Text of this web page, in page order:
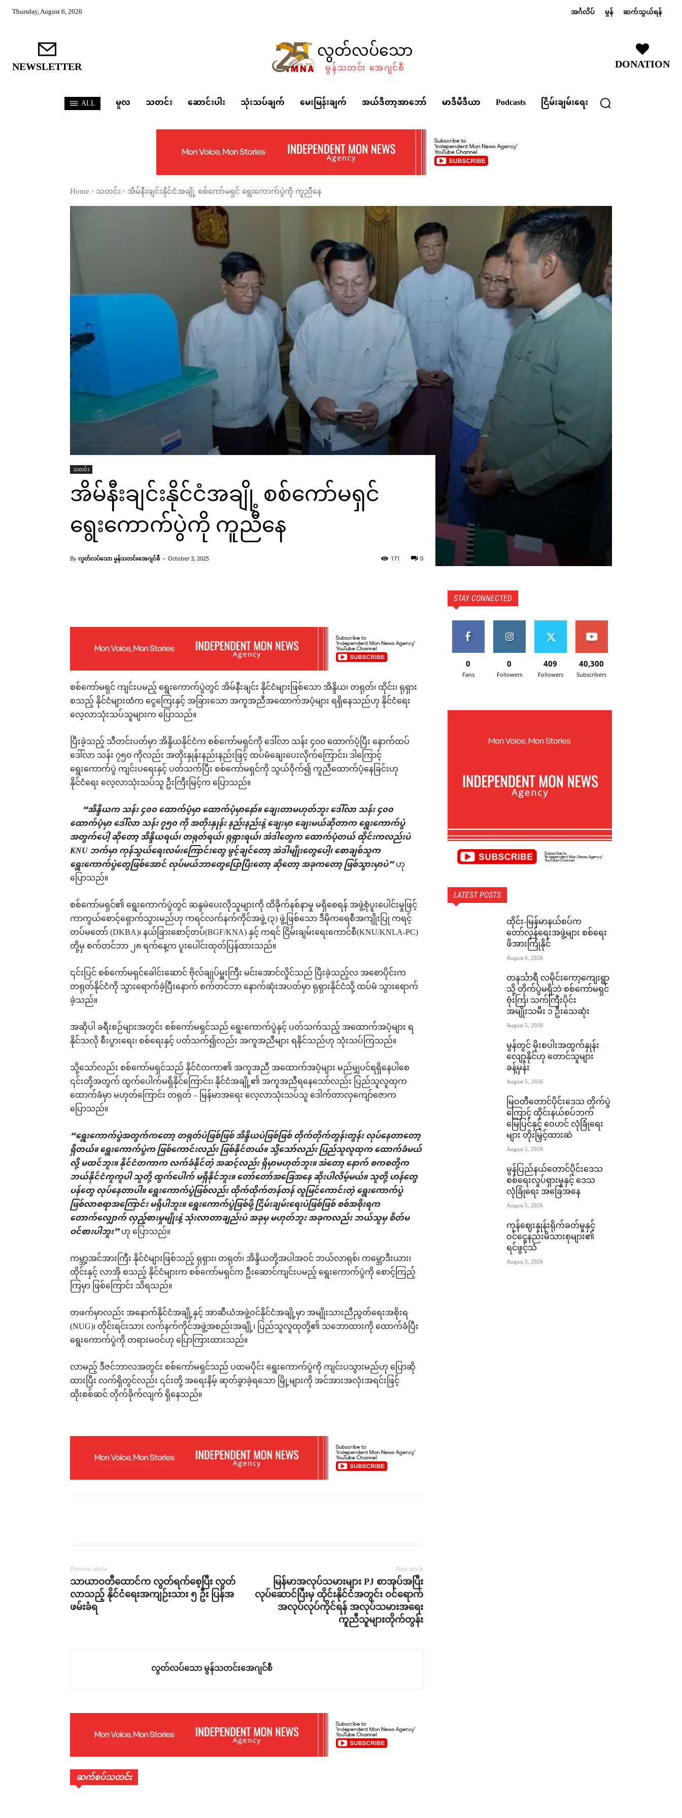
Thursday, August 6, 2026 အင်္ဂလိပ် မွန် ဆက်သွယ်ရန်
NEWSLETTER လွတ်လပ်သော
မွန်သတင်း အေဂျင်စီ DONATION
ALL မူလ သတင်း ဆောင်းပါး သုံးသပ်ချက် မေးမြန်းချက် အယ်ဒီတာ့အာဘော် မာဒီမီဒီယာ Podcasts ငြိမ်းချမ်းရေး
Home သတင်း အိမ်နီးချင်းနိုင်ငံအချို့ စစ်ကော်မရှင် ရွေးကောက်ပွဲကို ကူညီနေ
သတင်း
အိမ်နီးချင်းနိုင်ငံအချို့ စစ်ကော်မရှင်
ရွေးကောက်ပွဲကို ကူညီနေ
By လွတ်လပ်သော မွန်သတင်းအေဂျင်စီ - October 3, 2025 0
171
စစ်ကော်မရှင် ကျင်းပမည့် ရွေးကောက်ပွဲတွင် အိမ်နီးချင်း နိုင်ငံများဖြစ်သော အိန္ဒိယ၊ တရုတ်၊ ထိုင်း၊ ရုရှား
စသည့် နိုင်ငံများထံက ငွေကြေးနှင့် အခြားသော အကူအညီအထောက်အပံ့များ ရရှိနေသည်ဟု နိုင်ငံရေး
လေ့လာသုံးသပ်သူများက ပြောသည်။
ပြီးခဲ့သည့် သီတင်းပတ်မှာ အိန္ဒိယနိုင်ငံက စစ်ကော်မရှင်ကို ဒေါ်လာ သန်း ၄၀၀ ထောက်ပံ့ပြီး နောက်ထပ်
ဒေါ်လာ သန်း ၇၅၀ ကိုလည်း အတိုးနှုန်းနည်းနည်းဖြင့် ထပ်မံချေးပေးလိုက်ကြောင်း၊ ဒါကြောင့်
ရွေးကောက်ပွဲ ကျင်းပရေးနှင့် ပတ်သက်ပြီး စစ်ကော်မရှင်ကို သွယ်ဝိုက်၍ ကူညီထောက်ပံ့နေခြင်းဟု
နိုင်ငံရေး လေ့လာသုံးသပ်သူ ဦးကြီးမြင့်က ပြောသည်။
“အိန္ဒိယက သန်း ၄၀၀ ထောက်ပံ့မှာ ထောက်ပံ့မှာနော်။ ချေးတာမဟုတ်ဘူး ဒေါ်လာ သန်း ၄၀၀
ထောက်ပံ့မှာ ဒေါ်လာ သန်း ၇၅၀ ကို အတိုးနှုန်း နည်းနည်းနဲ့ ချေးမှာ ချေးမယ်ဆိုတာက ရွေးကောက်ပွဲ
အတွက်ပေါ့ ဆိုတော့ အိန္ဒိယရယ်၊ တရုတ်ရယ်၊ ရုရှားရယ်၊ အဲဒါတွေက ထောက်ပံ့တယ် ထိုင်းကလည်းပဲ
KNU ဘက်မှာ ကုန်သွယ်ရေးလမ်းကြောင်းတွေ ဖွင့်ချင်တော့ အဲဒါမျိုးတွေပေါ့၊ စောချစ်သူက
ရွေးကောက်ပွဲတွေဖြစ်အောင် လုပ်မယ်ဘာတွေပြောပြီးတော့ ဆိုတော့ အခုကတော့ ဖြစ်သွားမှာပဲ”ဟု
ပြောသည်။
စစ်ကော်မရှင်၏ ရွေးကောက်ပွဲတွင် ဆန္ဒမဲပေးလိုသူများကို ထိခိုက်နစ်နာမှု မရှိစေရန် အဖွဲ့စုံပူးပေါင်းမှုဖြင့်
ကာကွယ်စောင့်ရှောက်သွားမည်ဟု ကရင်လက်နက်ကိုင်အဖွဲ့ (၃) ဖွဲ့ဖြစ်သော ဒီမိုကရေစီအကျိုးပြု ကရင့်
တပ်မတော် (DKBA)၊ နယ်ခြားစောင့်တပ်(BGF/KNA) နှင့် ကရင် ငြိမ်းချမ်းရေးကောင်စီ(KNU/KNLA-PC)
တို့မှ စက်တင်ဘာ ၂၈ ရက်နေ့က ပူးပေါင်းထုတ်ပြန်ထားသည်။
၎င်းပြင် စစ်ကော်မရှင်ခေါင်းဆောင် ဗိုလ်ချုပ်မှူးကြီး မင်းအောင်လှိုင်သည် ပြီးခဲ့သည့်လ အစောပိုင်းက
တရုတ်နိုင်ငံကို သွားရောက်ခဲ့ပြီးနောက် စက်တင်ဘာ နောက်ဆုံးအပတ်မှာ ရုရှားနိုင်ငံသို့ ထပ်မံ သွားရောက်
ခဲ့သည်။
အဆိုပါ ခရီးစဉ်များအတွင်း စစ်ကော်မရှင်သည် ရွေးကောက်ပွဲနှင့် ပတ်သက်သည့် အထောက်အပံ့များ ရ
နိုင်သလို စီးပွားရေး၊ စစ်ရေးနှင့် ပတ်သက်၍လည်း အကူအညီများ ရနိုင်သည်ဟု သုံးသပ်ကြသည်။
သို့သော်လည်း စစ်ကော်မရှင်သည် နိုင်ငံတကာ၏ အကူအညီ အထောက်အပံ့များ မည်မျှပင်ရရှိနေပါစေ
၎င်းတို့အတွက် ထွက်ပေါက်မရှိနိုင်ကြောင်း၊ နိုင်ငံအချို့၏ အကူအညီရနေသော်လည်း ပြည်သူလူထုက
ထောက်ခံမှာ မဟုတ်ကြောင်း တရုတ် – မြန်မာအရေး လေ့လာသုံးသပ်သူ ဒေါက်တာလှကျော်ဇောက
ပြောသည်။
“ရွေးကောက်ပွဲအတွက်ကတော့ တရုတ်ပဲဖြစ်ဖြစ် အိန္ဒိယပဲဖြစ်ဖြစ် တိုက်တိုက်တွန်းတွန်း လုပ်နေတာတော့
ရှိတယ်။ ရွေးကောက်ပွဲက ဖြစ်ကောင်းလည်း ဖြစ်နိုင်တယ်။ သို့သော်လည်း ပြည်သူလူထုက ထောက်ခံမယ်
လို့ မထင်ဘူး။ နိုင်ငံတကာက လက်ခံနိုင်တဲ့ အဆင့်လည်း ရှိမှာမဟုတ်ဘူး။ အဲတော့ နောက် စကစတို့က
ဘယ်နိုင်ငံကူကူပါ သူတို့ ထွက်ပေါက် မရှိနိုင်ဘူး။ တော်တော်အခြေအနေ ဆိုးပါလိမ့်မယ်။ သူတို့ ဟန်တွေ
ပန်တွေ လုပ်နေတာပါ။ ရွေးကောက်ပွဲဖြစ်လည်း ထိုက်ထိုက်တန်တန် လူမြင်ကောင်းတဲ့ ရွေးကောက်ပွဲ
ဖြစ်လာစရာအကြောင်း မရှိပါဘူး။ ရွေးကောက်ပွဲဖြစ်ဖို့ ငြိမ်းချမ်းရေးပဲဖြစ်ဖြစ် စစ်အစိုးရက
တောက်လျှောက် လှည့်စားမှုမျိုးနဲ့ သုံးလာတာချည်းပဲ အခုမှ မဟုတ်ဘူး အခုကလည်း ဘယ်သူမှ စိတ်မ
ဝင်စားပါဘူး”ဟု ပြောသည်။
ကမ္ဘာ့အင်အားကြီး နိုင်ငံများဖြစ်သည့် ရုရှား၊ တရုတ်၊ အိန္ဒိယတို့အပါအဝင် ဘယ်လာရုစ်၊ ကမ္ဘောဒီးယား၊
ထိုင်းနှင့် လာအို စသည့် နိုင်ငံများက စစ်ကော်မရှင်က ဦးဆောင်ကျင်းပမည့် ရွေးကောက်ပွဲကို စောင့်ကြည့်
ကြမှာ ဖြစ်ကြောင်း သိရသည်။
တဖက်မှာလည်း အနောက်နိုင်ငံအချို့နှင့် အာဆီယံအဖွဲ့ဝင်နိုင်ငံအချို့မှာ အမျိုးသားညီညွတ်ရေးအစိုးရ
(NUG)၊ တိုင်းရင်းသား လက်နက်ကိုင်အဖွဲ့အစည်းအချို့၊ ပြည်သူလူထုတို့၏ သဘောထားကို ထောက်ခံပြီး
ရွေးကောက်ပွဲကို တရားမဝင်ဟု ပြောကြားထားသည်။
လာမည့် ဒီဇင်ဘာလအတွင်း စစ်ကော်မရှင်သည် ပထမပိုင်း ရွေးကောက်ပွဲကို ကျင်းပသွားမည်ဟု ပြောဆို
ထားပြီး လက်ရှိတွင်လည်း ၎င်းတို့ အရေးနိမ့် ဆုတ်ခွာခဲ့ရသော မြို့များကို အင်အားအလုံးအရင်းဖြင့်
ထိုးစစ်ဆင် တိုက်ခိုက်လျက် ရှိနေသည်။
Previous article
သာယာဝတီထောင်က လွတ်ရက်စေ့ပြီး လွတ်
လာသည့် နိုင်ငံရေးအကျဉ်းသား ၅ ဦး ပြန်အ
ဖမ်းခံရ
Next article
မြန်မာအလုပ်သမားများ PJ စာအုပ်အပြီး
လုပ်ဆောင်ပြီးမှ ထိုင်းနိုင်ငံအတွင်း ဝင်ရောက်
အလုပ်လုပ်ကိုင်ရန် အလုပ်သမားအရေး
ကူညီသူများတိုက်တွန်း
လွတ်လပ်သော မွန်သတင်းအေဂျင်စီ
ဆက်စပ်သတင်း
STAY CONNECTED
0
Fans
0
Followers
409
Followers
40,300
Subscribers
LATEST POSTS
ထိုင်း-မြန်မာနယ်စပ်က
တော်လှန်ရေးအဖွဲ့များ စစ်ရေး
ဖိအားကြုံနိုင်
August 6, 2026
တနင်္သာရီ လမိုင်းကော့ကျေးရွာ
သို့ တိုက်ပွဲမရှိဘဲ စစ်ကော်မရှင်
ဗုံးကြဲ၊ သက်ကြီးပိုင်း
အမျိုးသမီး ၁ ဦးသေဆုံး
August 5, 2026
မွန်တွင် မိုးစပါးအထွက်နှုန်း
လျော့နိုင်ဟု တောင်သူများ
ခန့်မှန်း
August 5, 2026
မြဝတီတောင်ပိုင်းဒေသ တိုက်ပွဲ
ကြောင့် ထိုင်းနယ်စပ်ဘက်
မြေပြင်နှင့် ဝေဟင် လုံခြုံရေး
များ တိုးမြှင့်ထားဆဲ
August 5, 2026
မွန်ပြည်နယ်တောင်ပိုင်းဒေသ
စစ်ရေးလှုပ်ရှားမှုနှင့် ဒေသ
လုံခြုံရေး အခြေအနေ
August 5, 2026
ကုန်ဈေးနှုန်းရိုက်ခတ်မှုနှင့်
ဝင်ငွေနည်းမိသားစုများ၏
ရင်ဖွင့်သံ
August 5, 2026